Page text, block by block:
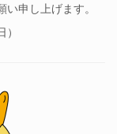
申し上げます。